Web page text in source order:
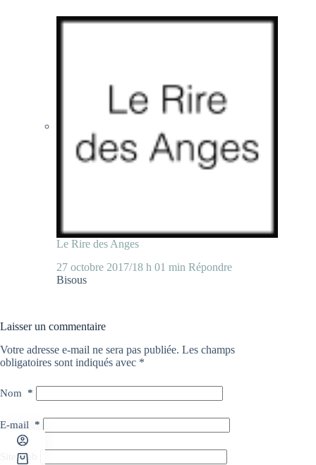
Le Rire des Anges
27 octobre 2017/18 h 01 min Répondre
Bisous
Laisser un commentaire
Votre adresse e-mail ne sera pas publiée. Les champs
obligatoires sont indiqués avec *
Nom *
E-mail *
Site web